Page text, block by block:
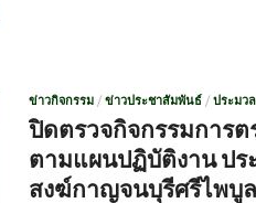
ข่าวกิจกรรม / ข่าวประชาสัมพันธ์ / ประมว
ปิดตรวจกิจกรรมการ
ตามแผนปฏิบัติงาน ปร
สงฆ์กาญจนบุรีศรีไพบู